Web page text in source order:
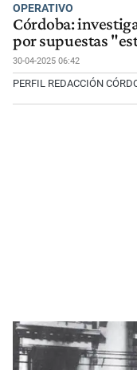
OPERATIVO
Córdoba:
por supuestas
30-04-2025 06:42
PERFIL REDACCIÓN